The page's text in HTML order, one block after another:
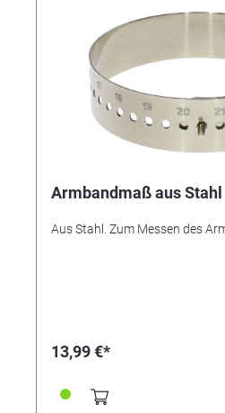
Armbandmaß aus Stahl
Aus Stahl. Zum Messen des
13,99 €*